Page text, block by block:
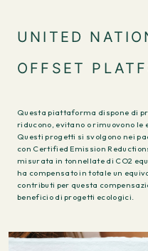
UNITED
OFFSET
Questa piattaforma dispone di
riducono, evitano o rimuovono
Questi progetti si svolgono nei
con Certified Emission
misurata in tonnellate di CO2
ha compensato in totale un
contributi per questa
beneficio di progetti ecologici.